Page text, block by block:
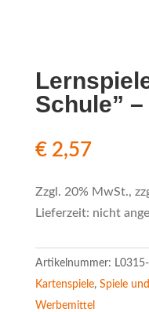
Schule”
€2,57
Zzgl. 20% MwSt.,
Lieferzeit: nicht
Artikelnummer:
Kartenspiele, Spiele
Werbemittel